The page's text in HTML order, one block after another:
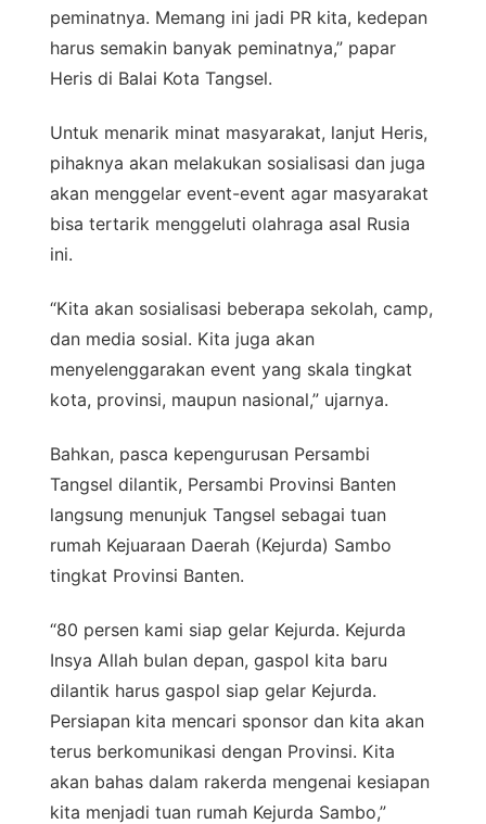
peminatnya. Memang ini jadi PR kita, kedepan
harus semakin banyak peminatnya,” papar
Heris di Balai Kota Tangsel.
Untuk menarik minat masyarakat, lanjut Heris,
pihaknya akan melakukan sosialisasi dan juga
akan menggelar event-event agar masyarakat
bisa tertarik menggeluti olahraga asal Rusia
ini.
“Kita akan sosialisasi beberapa sekolah, camp,
dan media sosial. Kita juga akan
menyelenggarakan event yang skala tingkat
kota, provinsi, maupun nasional,” ujarnya.
Bahkan, pasca kepengurusan Persambi
Tangsel dilantik, Persambi Provinsi Banten
langsung menunjuk Tangsel sebagai tuan
rumah Kejuaraan Daerah (Kejurda) Sambo
tingkat Provinsi Banten.
“80 persen kami siap gelar Kejurda. Kejurda
Insya Allah bulan depan, gaspol kita baru
dilantik harus gaspol siap gelar Kejurda.
Persiapan kita mencari sponsor dan kita akan
terus berkomunikasi dengan Provinsi. Kita
akan bahas dalam rakerda mengenai kesiapan
kita menjadi tuan rumah Kejurda Sambo,”